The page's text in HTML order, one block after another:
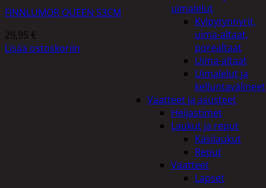
uimalelut
Kylpytynnyrit,
uima-altaat,
porealtaat
Uima-altaat
Uimalelut ja
kelluntavälineet
Vaatteet ja asusteet
Heijastimet
Laukut ja reput
Käsilaukut
Reput
Vaatteet
Lapset
FINNLUMOR QUEEN 53CM
29,95 €
Lisää ostoskoriin